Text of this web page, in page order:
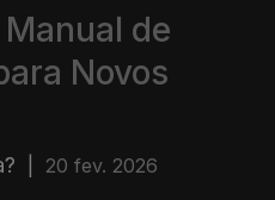
de
Novos
20 fev. 2026